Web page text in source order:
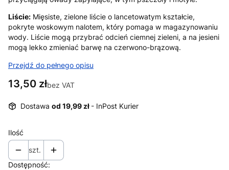
Liście: Mięsiste, zielone liście o lancetowatym kształcie,
pokryte woskowym nalotem, który pomaga w magazynowaniu
wody. Liście mogą przybrać odcień ciemnej zieleni, a na jesieni
mogą lekko zmieniać barwę na czerwono-brązową.
Przejdź do pełnego opisu
Cena
13,50 złbez VAT
Dostawa od 19,99 zł - InPost Kurier
Ilość
szt.
Dostępność: